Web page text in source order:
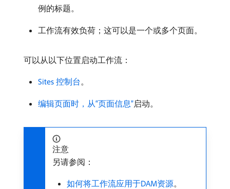
例的标题。
工作流有效负荷；这可以是一个或多个页面。
可以从以下位置启动工作流：
Sites 控制台。
编辑页面时，从“页面信息”启动。
注意
另请参阅：
如何将工作流应用于DAM资源。